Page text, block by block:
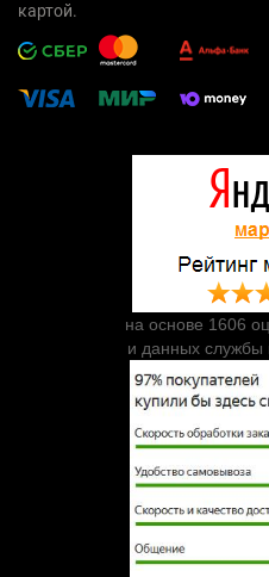
картой.
на основе 1606
и данных службы